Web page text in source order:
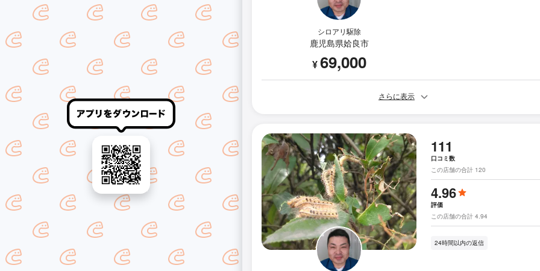
シロアリ駆除
鹿児島県姶良市
¥69,000
さらに表示
111
口コミ数
この店舗の合計 120
4.96
評価
この店舗の合計 4.94
24時間以内の返信